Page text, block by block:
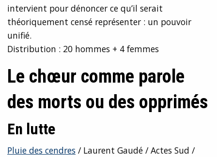
intervient pour dénoncer ce qu’il serait
théoriquement censé représenter : un pouvoir
unifié.
Distribution : 20 hommes + 4 femmes
Le chœur comme parole
des morts ou des opprimés
En lutte
Pluie des cendres / Laurent Gaudé / Actes Sud /